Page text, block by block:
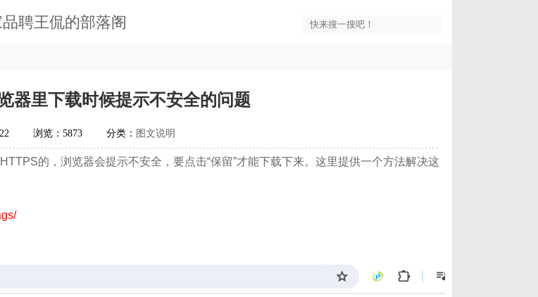
聘王侃的部落阁
器里下载时候提示不安全的问题
浏览：5873 分类： 图文说明
的，浏览器会提示不安全，要点击“保留”才能下载下来。这里提供一个方法解决这